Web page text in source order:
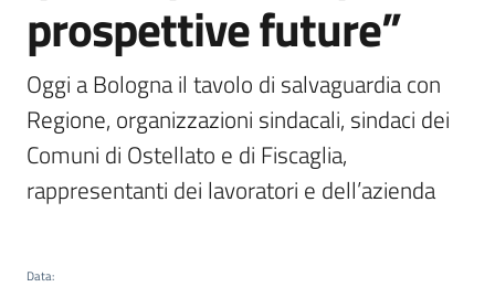
prospettive future”
Oggi a Bologna il tavolo di salvaguardia con
Regione, organizzazioni sindacali, sindaci dei
Comuni di Ostellato e di Fiscaglia,
rappresentanti dei lavoratori e dell’azienda
Data: